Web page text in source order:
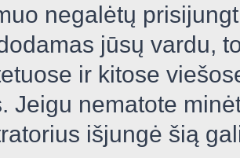
negalėtų
jūsų vardu,
ir kitose
Jeigu nematote
išjungė šią